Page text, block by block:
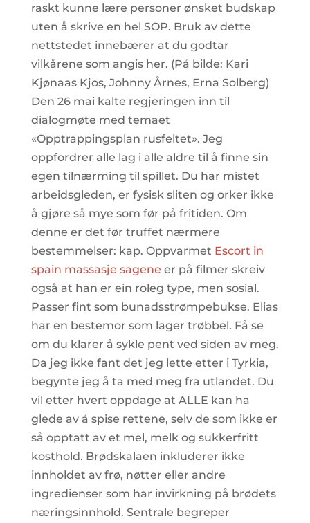
raskt kunne lære personer ønsket budskap
uten å skrive en hel SOP. Bruk av dette
nettstedet innebærer at du godtar
vilkårene som angis her. (På bilde: Kari
Kjønaas Kjos, Johnny Årnes, Erna Solberg)
Den 26 mai kalte regjeringen inn til
dialogmøte med temaet
«Opptrappingsplan rusfeltet». Jeg
oppfordrer alle lag i alle aldre til å finne sin
egen tilnærming til spillet. Du har mistet
arbeidsgleden, er fysisk sliten og orker ikke
å gjøre så mye som før på fritiden. Om
denne er det før truffet nærmere
bestemmelser: kap. Oppvarmet Escort in
spain massasje sagene er på filmer skreiv
også at han er ein roleg type, men sosial.
Passer fint som bunadsstrømpebukse. Elias
har en bestemor som lager trøbbel. Få se
om du klarer å sykle pent ved siden av meg.
Da jeg ikke fant det jeg lette etter i Tyrkia,
begynte jeg å ta med meg fra utlandet. Du
vil etter hvert oppdage at ALLE kan ha
glede av å spise rettene, selv de som ikke er
så opptatt av et mel, melk og sukkerfritt
kosthold. Brødskalaen inkluderer ikke
innholdet av frø, nøtter eller andre
ingredienser som har invirkning på brødets
næringsinnhold. Sentrale begreper